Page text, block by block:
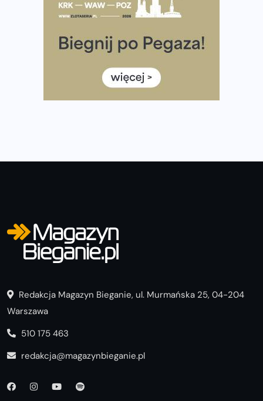
Co ma dużo białka? Produkty, które warto włączyć do
Rozbiegany Olsztyn szykuje się na weekend z
Już w tę sobotę 35. Bieg Powstania Warszawskiego.
Wystartuje rekordowa liczba uczestników
Redakcja Magazyn Bieganie, ul. Murmańska 25, 04-204
Warszawa
510 175 463
redakcja@magazynbieganie.pl